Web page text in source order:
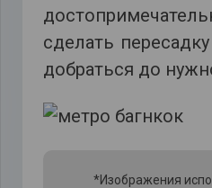
сделать
добраться до
*Изображения